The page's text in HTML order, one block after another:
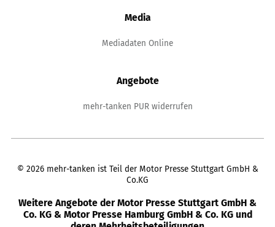
Media
Mediadaten Online
Angebote
mehr-tanken PUR widerrufen
© 2026 mehr-tanken ist Teil der Motor Presse Stuttgart GmbH &
Co.KG
Weitere Angebote der Motor Presse Stuttgart GmbH &
Co. KG & Motor Presse Hamburg GmbH & Co. KG und